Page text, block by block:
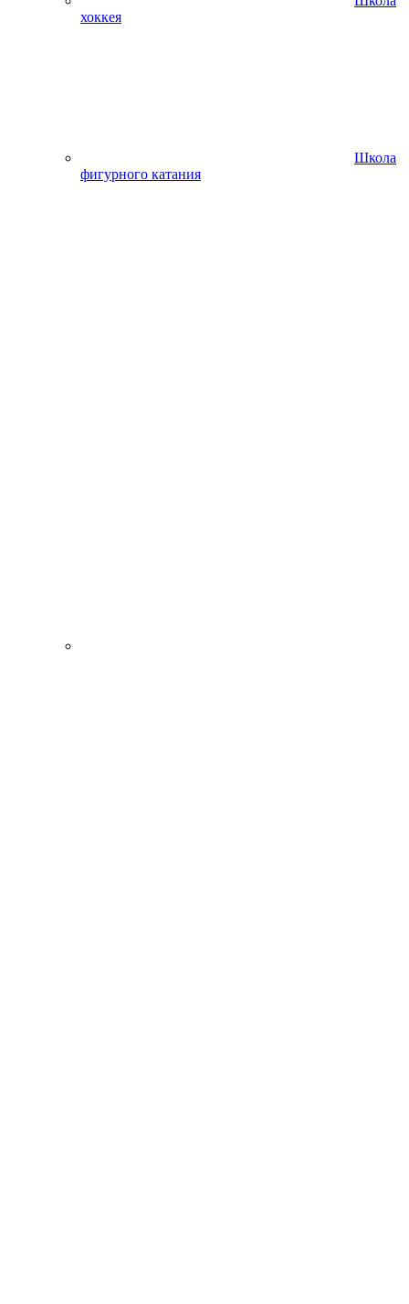
хоккея
Школа
фигурного катания